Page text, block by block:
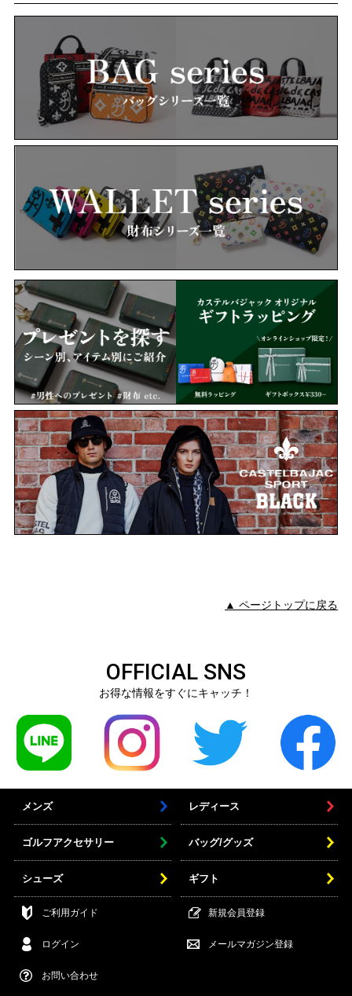
▲ ページトップに戻る
OFFICIAL SNS
お得な情報をすぐにキャッチ！
メンズ レディース
ゴルフアクセサリー バッグ/グッズ
シューズ ギフト
ご利用ガイド 新規会員登録
ログイン メールマガジン登録
お問い合わせ